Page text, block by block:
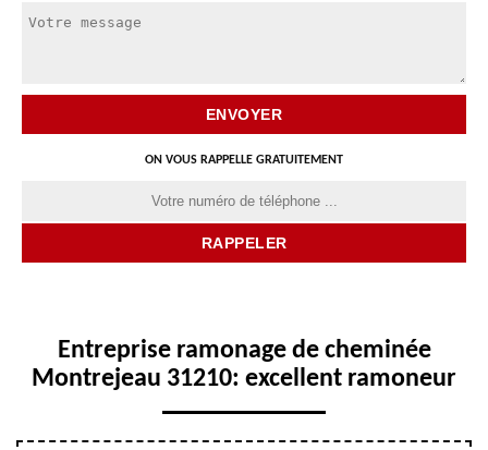
ON VOUS RAPPELLE GRATUITEMENT
Entreprise ramonage de cheminée
Montrejeau 31210: excellent ramoneur